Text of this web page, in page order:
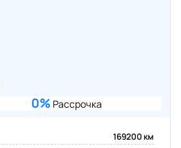
0% Рассрочка
169200 км